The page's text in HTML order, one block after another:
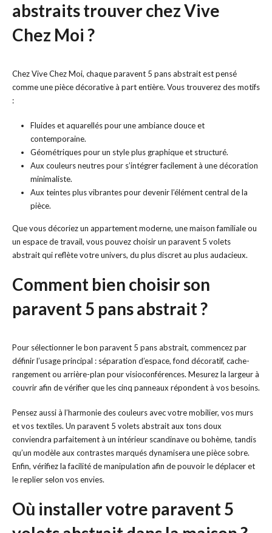
abstraits trouver chez Vive
Chez Moi ?
Chez Vive Chez Moi, chaque paravent 5 pans abstrait est pensé
comme une pièce décorative à part entière. Vous trouverez des motifs
:
Fluides et aquarellés pour une ambiance douce et
contemporaine.
Géométriques pour un style plus graphique et structuré.
Aux couleurs neutres pour s’intégrer facilement à une décoration
minimaliste.
Aux teintes plus vibrantes pour devenir l’élément central de la
pièce.
Que vous décoriez un appartement moderne, une maison familiale ou
un espace de travail, vous pouvez choisir un paravent 5 volets
abstrait qui reflète votre univers, du plus discret au plus audacieux.
Comment bien choisir son
paravent 5 pans abstrait ?
Pour sélectionner le bon paravent 5 pans abstrait, commencez par
définir l’usage principal : séparation d’espace, fond décoratif, cache-
rangement ou arrière-plan pour visioconférences. Mesurez la largeur à
couvrir afin de vérifier que les cinq panneaux répondent à vos besoins.
Pensez aussi à l’harmonie des couleurs avec votre mobilier, vos murs
et vos textiles. Un paravent 5 volets abstrait aux tons doux
conviendra parfaitement à un intérieur scandinave ou bohème, tandis
qu’un modèle aux contrastes marqués dynamisera une pièce sobre.
Enfin, vérifiez la facilité de manipulation afin de pouvoir le déplacer et
le replier selon vos envies.
Où installer votre paravent 5